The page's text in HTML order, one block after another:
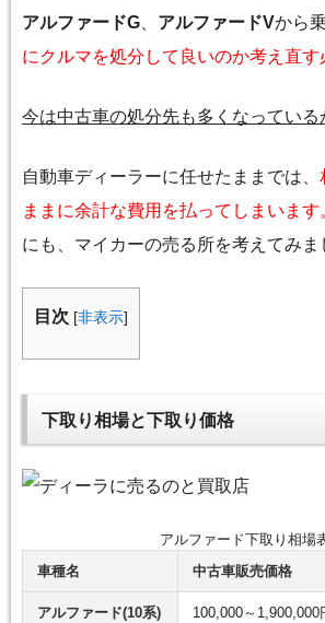
アルファードG アルファードVから
にクルマを処分して良いのか考え直す
今は中古車の処分先も多くなっている
自動車ディーラーに任せたままでは、
ままに余計な費用を払ってしまいます
にも、マイカーの売る所を考えてみま
目次 [非表示]
下取り相場と下取り価格
アルファード下取り相場
車種名
中古車販売価格
アルファード(10系) 100,000～1,900,000